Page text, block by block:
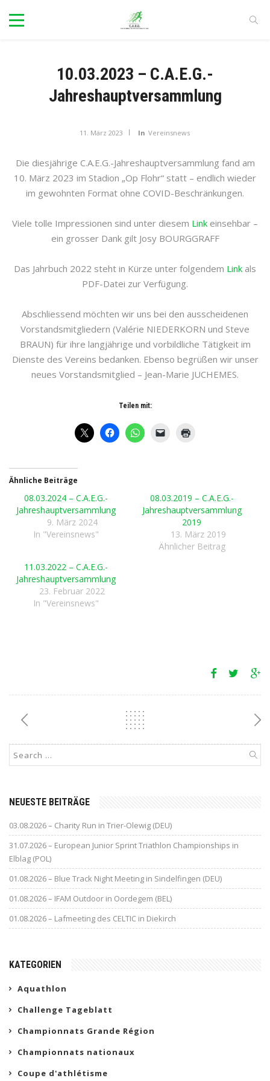
10.03.2023 – C.A.E.G.-
Jahreshauptversammlung
11. März 2023 In Vereinsnews
Die diesjährige C.A.E.G.-Jahreshauptversammlung fand am
10. März 2023 im Stadion „Op Flohr“ statt – endlich wieder
im gewohnten Format ohne COVID-Beschränkungen.
Viele tolle Impressionen sind unter diesem Link einsehbar –
ein grosser Dank gilt Josy BOURGGRAFF
Das Jahrbuch 2022 steht in Kürze unter folgendem Link als
PDF-Datei zur Verfügung.
Abschliessend möchten wir uns bei den ausscheidenen
Vorstandsmitgliedern (Valérie NIEDERKORN und Steve
BRAUN) für ihre langjährige und vorbildliche Tätigkeit im
Dienste des Vereins bedanken. Ebenso begrüßen wir unser
neues Vorstandsmitglied – Jean-Marie JUCHEMES.
Teilen mit:
Ähnliche Beiträge
08.03.2024 – C.A.E.G.-
Jahreshauptversammlung
9. März 2024
In "Vereinsnews"
08.03.2019 – C.A.E.G.-
Jahreshauptversammlung
2019
13. März 2019
Ähnlicher Beitrag
11.03.2022 – C.A.E.G.-
Jahreshauptversammlung
23. Februar 2022
In "Vereinsnews"
NEUESTE BEITRÄGE
03.08.2026 – Charity Run in Trier-Olewig (DEU)
31.07.2026 – European Junior Sprint Triathlon Championships in
Elblag (POL)
01.08.2026 – Blue Track Night Meeting in Sindelfingen (DEU)
01.08.2026 – IFAM Outdoor in Oordegem (BEL)
01.08.2026 – Lafmeeting des CELTIC in Diekirch
KATEGORIEN
Aquathlon
Challenge Tageblatt
Championnats Grande Région
Championnats nationaux
Coupe d'athlétisme